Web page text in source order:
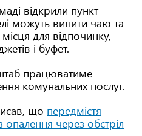
відкрили пункт
можуть випити чаю та
для відпочинку,
і буфет.
працюватиме
комунальних послуг.
що передмістя
через обстріл